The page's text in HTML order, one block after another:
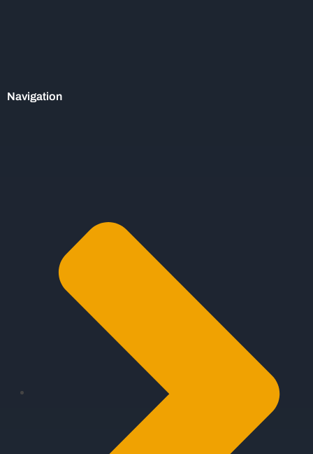
Navigation